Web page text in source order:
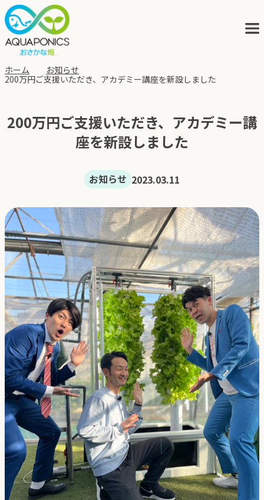
会社概要
アクポニの歩み
採用
よくある質問
会社概要お問合せプライバシーポリシー
オンラインストア
アクアポニックス説明会
ホーム
お知らせ
200万円ご支援いただき、アカデミー講座を新設しました
200万円ご支援いただき、アカデミー講
座を新設しました
お知らせ 2023.03.11